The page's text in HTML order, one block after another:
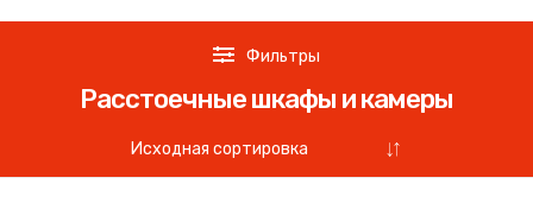
Фильтры
Расстоечные шкафы и камеры